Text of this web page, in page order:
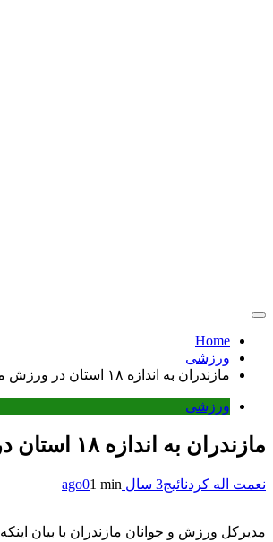
Home
ورزشی
مازندران به اندازه ۱۸ استان در ورزش مدال آوری می کند
ورزشی
مازندران به اندازه ۱۸ استان در ورزش مدال آوری می کند
نعمت اله کردنائیج3 سال ago 01 min
مدیرکل ورزش و جوانان مازندران با بیان اینکه ۱۴۰ تیم از استان در لیگ های مختلف حضور دارند، گفت: مازندران به اندازه ۱۸ استان در ورزش مدال آوری دارد.